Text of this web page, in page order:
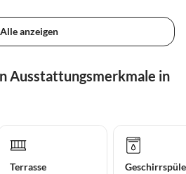
Alle anzeigen
Ausstattungsmerkmale in
Terrasse